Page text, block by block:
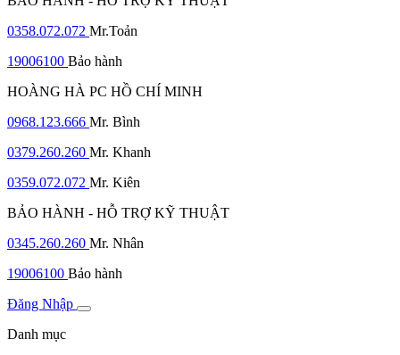
0358.072.072 Mr.Toản
19006100 Bảo hành
HOÀNG HÀ PC HỒ CHÍ MINH
0968.123.666 Mr. Bình
0379.260.260 Mr. Khanh
0359.072.072 Mr. Kiên
BẢO HÀNH - HỖ TRỢ KỸ THUẬT
0345.260.260 Mr. Nhân
19006100 Bảo hành
Đăng Nhập
Danh mục